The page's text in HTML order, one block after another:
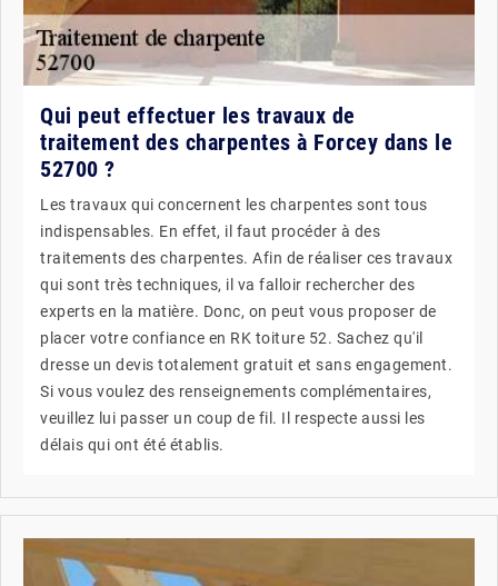
Qui peut effectuer les travaux de
traitement des charpentes à Forcey dans le
52700 ?
Les travaux qui concernent les charpentes sont tous
indispensables. En effet, il faut procéder à des
traitements des charpentes. Afin de réaliser ces travaux
qui sont très techniques, il va falloir rechercher des
experts en la matière. Donc, on peut vous proposer de
placer votre confiance en RK toiture 52. Sachez qu'il
dresse un devis totalement gratuit et sans engagement.
Si vous voulez des renseignements complémentaires,
veuillez lui passer un coup de fil. Il respecte aussi les
délais qui ont été établis.